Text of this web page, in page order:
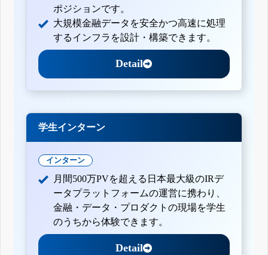
ポジションです。
大規模金融データを安全かつ高速に処理
するインフラを設計・構築できます。
Detail
学生インターン
インターン
月間500万PVを超える日本最大級のIRデ
ータプラットフォームの運営に携わり、
金融・データ・プロダクトの現場を学生
のうちから体験できます。
Detail